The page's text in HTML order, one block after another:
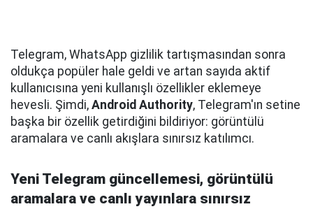
Telegram, WhatsApp gizlilik tartışmasından sonra
oldukça popüler hale geldi ve artan sayıda aktif
kullanıcısına yeni kullanışlı özellikler eklemeye
hevesli. Şimdi, Android Authority, Telegram'ın setine
başka bir özellik getirdiğini bildiriyor: görüntülü
aramalara ve canlı akışlara sınırsız katılımcı.
Yeni Telegram güncellemesi, görüntülü
aramalara ve canlı yayınlara sınırsız